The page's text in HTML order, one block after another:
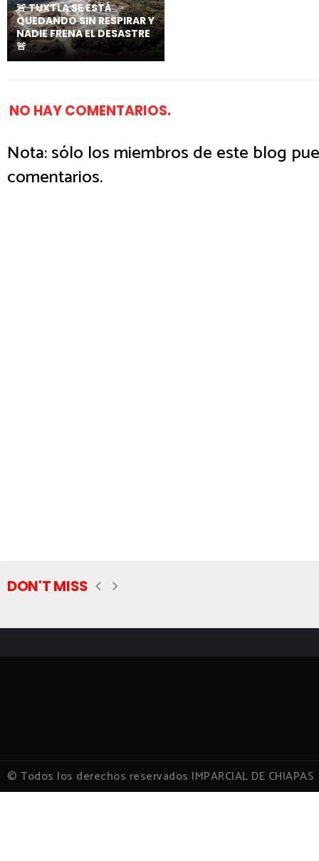
🚨 TUXTLA SE ESTÁ
QUEDANDO SIN RESPIRAR Y
NADIE FRENA EL DESASTRE
🚨
NO HAY COMENTARIOS.
Nota: sólo los miembros de este blog
comentarios.
DON'T MISS
© Todos los derechos reservados IMPARCIAL DE CHIAPAS